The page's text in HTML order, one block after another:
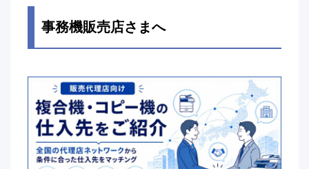
事務機販売店さまへ